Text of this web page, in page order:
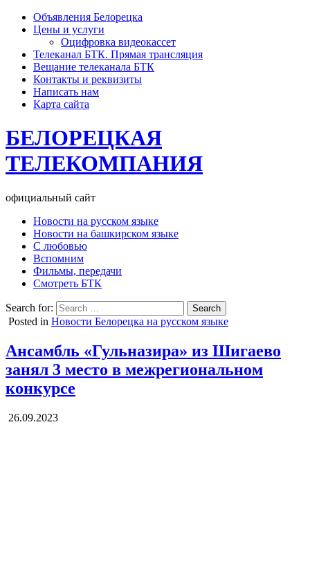
Объявления Белорецка
Цены и услуги
Оцифровка видеокассет
Телеканал БТК. Прямая трансляция
Вещание телеканала БТК
Контакты и реквизиты
Написать нам
Карта сайта
БЕЛОРЕЦКАЯ
ТЕЛЕКОМПАНИЯ
официальный сайт
Новости на русском языке
Новости на башкирском языке
С любовью
Вспомним
Фильмы, передачи
Смотреть БТК
Search for:
Posted in Новости Белорецка на русском языке
Ансамбль «Гульназира» из Шигаево
занял 3 место в межрегиональном
конкурсе
26.09.2023